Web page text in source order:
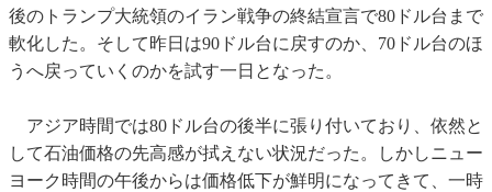
後のトランプ大統領のイラン戦争の終結宣言で80ドル台まで
軟化した。そして昨日は90ドル台に戻すのか、70ドル台のほ
うへ戻っていくのかを試す一日となった。
アジア時間では80ドル台の後半に張り付いており、依然と
して石油価格の先高感が拭えない状況だった。しかしニュー
ヨーク時間の午後からは価格低下が鮮明になってきて、一時